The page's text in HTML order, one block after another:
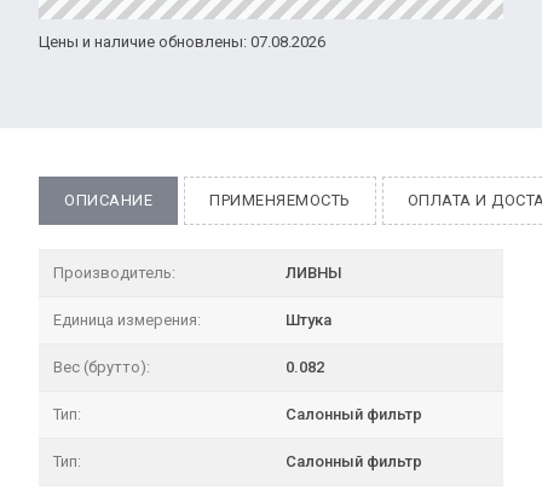
Цены и наличие обновлены: 07.08.2026
ОПИСАНИЕ ПРИМЕНЯЕМОСТЬ ОПЛАТА И
Производитель: ЛИВНЫ
Единица измерения: Штука
Вес (брутто): 0.082
Тип: Салонный фильтр
Тип: Салонный фильтр